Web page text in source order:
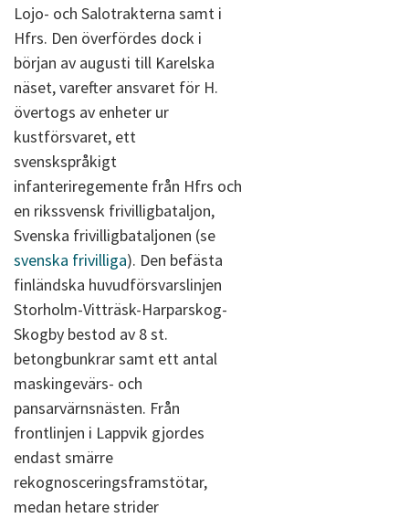
Lojo- och Salotrakterna samt i
Hfrs. Den överfördes dock i
början av augusti till Karelska
näset, varefter ansvaret för H.
övertogs av enheter ur
kustförsvaret, ett
svenskspråkigt
infanteriregemente från Hfrs och
en rikssvensk frivilligbataljon,
Svenska frivilligbataljonen (se
svenska frivilliga). Den befästa
finländska huvudförsvarslinjen
Storholm-Vitträsk-Harparskog-
Skogby bestod av 8 st.
betongbunkrar samt ett antal
maskingevärs- och
pansarvärnsnästen. Från
frontlinjen i Lappvik gjordes
endast smärre
rekognosceringsframstötar,
medan hetare strider